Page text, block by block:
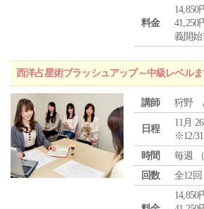
料金
義開始
西洋占星術ブラッシュアップ～中級レベル
講師 狩野
日程
11月
※12/
時間
毎週 （
回数
全12回